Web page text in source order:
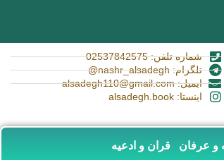
شماره تلفن: 02537842575
تلگرام: nashr_alsadegh@
ایمیل: alsadegh110@gmail.com
اینستا: alsadegh.book
و عرفان قران و ادعیه